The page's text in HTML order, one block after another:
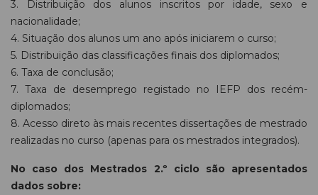
3. Distribuição dos alunos inscritos por idade, sexo e
nacionalidade;
4. Situação dos alunos um ano após iniciarem o curso;
5. Distribuição das classificações finais dos diplomados;
6. Taxa de conclusão;
7. Taxa de desemprego registado no IEFP dos recém-
diplomados;
8. Acesso direto às mais recentes dissertações de mestrado
realizadas no curso (apenas para os mestrados integrados).
No caso dos Mestrados 2.º ciclo são apresentados
dados sobre: